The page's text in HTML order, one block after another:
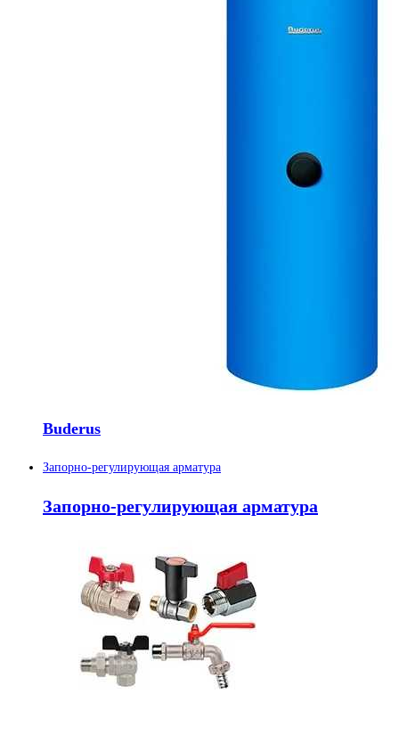
Buderus
Запорно-регулирующая арматура
Запорно-регулирующая арматура